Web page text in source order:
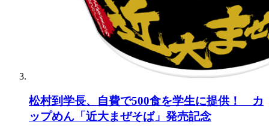
松村到学長、自費で500食を学生に提供！ カ
ップめん「近大まぜそば」発売記念